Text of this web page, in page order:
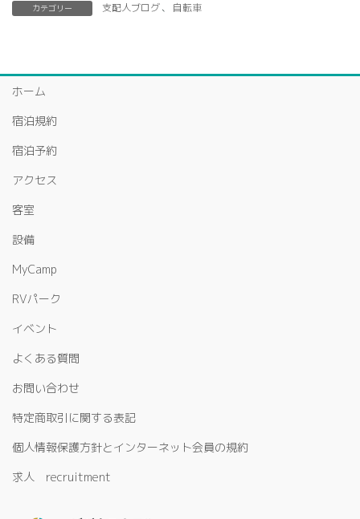
カテゴリー 支配人ブログ、 自転車
ホーム
宿泊規約
宿泊予約
アクセス
客室
設備
MyCamp
RVパーク
イベント
よくある質問
お問い合わせ
特定商取引に関する表記
個人情報保護方針とインターネット会員の規約
求人 recruitment